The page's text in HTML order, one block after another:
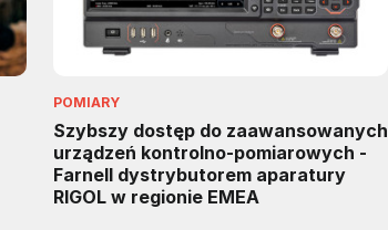
POMIARY
Szybszy dostęp do zaawansowanych
urządzeń kontrolno-pomiarowych -
Farnell dystrybutorem aparatury
RIGOL w regionie EMEA